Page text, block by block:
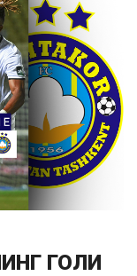
ГОЛИ